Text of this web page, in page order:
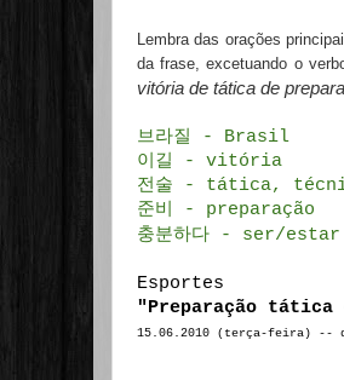
Lembra das orações
da frase, excetuando o
vitória de tática de
브라질 - Brasil
이길 - vitória
전술 - tática,
준비 - preparação
충분하다 - ser/
Esportes
"Preparação
15.06.2010 (terça-feira) --